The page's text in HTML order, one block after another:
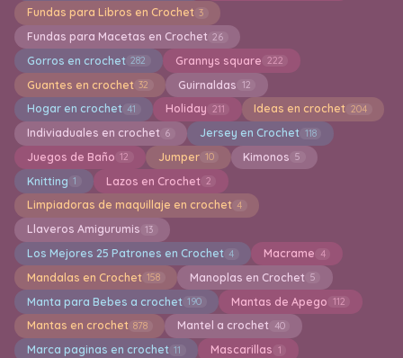
Fundas para Libros en Crochet 3
Fundas para Macetas en Crochet 26
Gorros en crochet 282 Grannys square 222
Guantes en crochet 32 Guirnaldas 12
Hogar en crochet 41 Holiday 211 Ideas en crochet 204
Indiviaduales en crochet 6 Jersey en Crochet 118
Juegos de Baño 12 Jumper 10 Kimonos 5
Knitting 1 Lazos en Crochet 2
Limpiadoras de maquillaje en crochet 4
Llaveros Amigurumis 13
Los Mejores 25 Patrones en Crochet 4 Macrame 4
Mandalas en Crochet 158 Manoplas en Crochet 5
Manta para Bebes a crochet 190 Mantas de Apego 112
Mantas en crochet 878 Mantel a crochet 40
Marca paginas en crochet 11 Mascarillas 1